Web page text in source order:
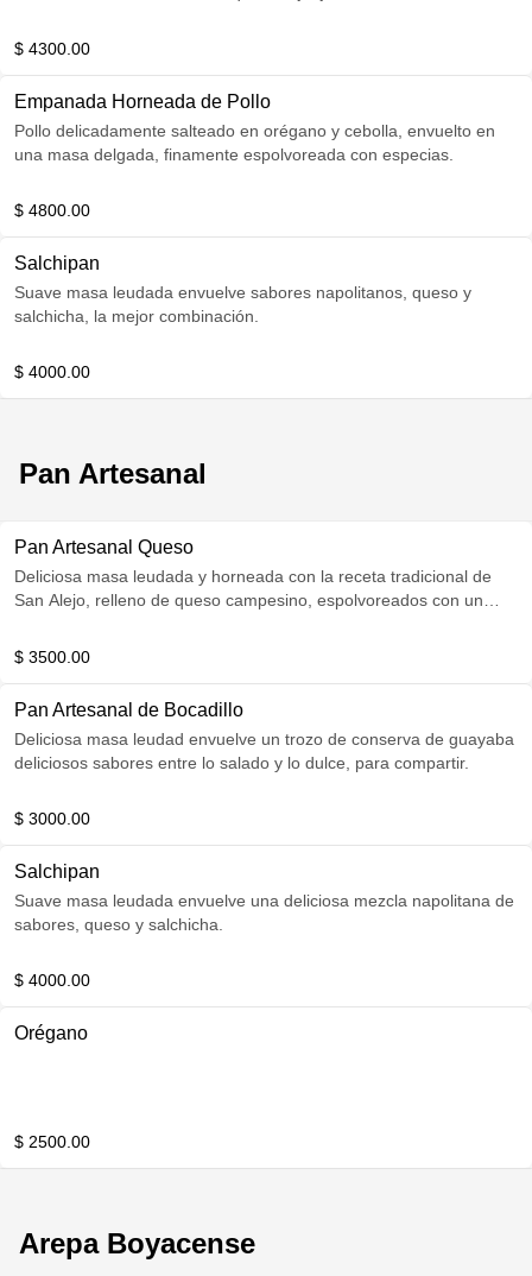
$ 4300.00
Empanada Horneada de Pollo
Pollo delicadamente salteado en orégano y cebolla, envuelto en
una masa delgada, finamente espolvoreada con especias.
$ 4800.00
Salchipan
Suave masa leudada envuelve sabores napolitanos, queso y
salchicha, la mejor combinación.
$ 4000.00
Pan Artesanal
Pan Artesanal Queso
Deliciosa masa leudada y horneada con la receta tradicional de
San Alejo, relleno de queso campesino, espolvoreados con un
$ 3500.00
Pan Artesanal de Bocadillo
Deliciosa masa leudad envuelve un trozo de conserva de guayaba
deliciosos sabores entre lo salado y lo dulce, para compartir.
$ 3000.00
Salchipan
Suave masa leudada envuelve una deliciosa mezcla napolitana de
sabores, queso y salchicha.
$ 4000.00
Orégano
$ 2500.00
Arepa Boyacense